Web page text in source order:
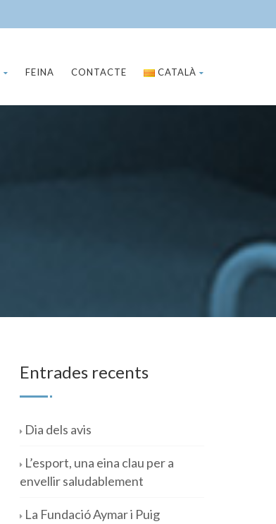
FEINA CONTACTE CATALÀ
Entrades recents
Dia dels avis
L’esport, una eina clau per a
envellir saludablement
La Fundació Aymar i Puig